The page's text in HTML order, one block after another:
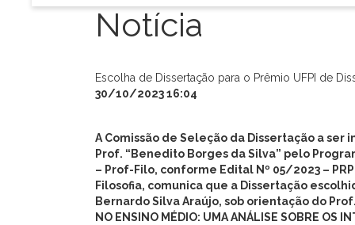
Notícia
Escolha de Dissertação para o Prêmio UFPI de
30/10/2023 16:04
A Comissão de Seleção da Dissertação a ser
Prof. “Benedito Borges da Silva” pelo
– Prof-Filo, conforme Edital Nº 05/2023 –
Filosofia, comunica que a Dissertação
Bernardo Silva Araújo, sob orientação do
NO ENSINO MÉDIO: UMA ANÁLISE SOBRE OS